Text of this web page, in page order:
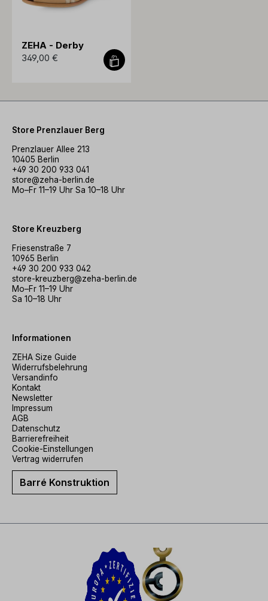
ZEHA - Derby
349,00 €
Store Prenzlauer Berg
Prenzlauer Allee 213
10405 Berlin
+49 30 200 933 041
store@zeha-berlin.de
Mo–Fr 11–19 Uhr Sa 10–18 Uhr
Store Kreuzberg
Friesenstraße 7
10965 Berlin
+49 30 200 933 042
store-kreuzberg@zeha-berlin.de
Mo–Fr 11–19 Uhr
Sa 10–18 Uhr
Informationen
ZEHA Size Guide
Widerrufsbelehrung
Versandinfo
Kontakt
Newsletter
Impressum
AGB
Datenschutz
Barrierefreiheit
Cookie-Einstellungen
Vertrag widerrufen
Barré Konstruktion